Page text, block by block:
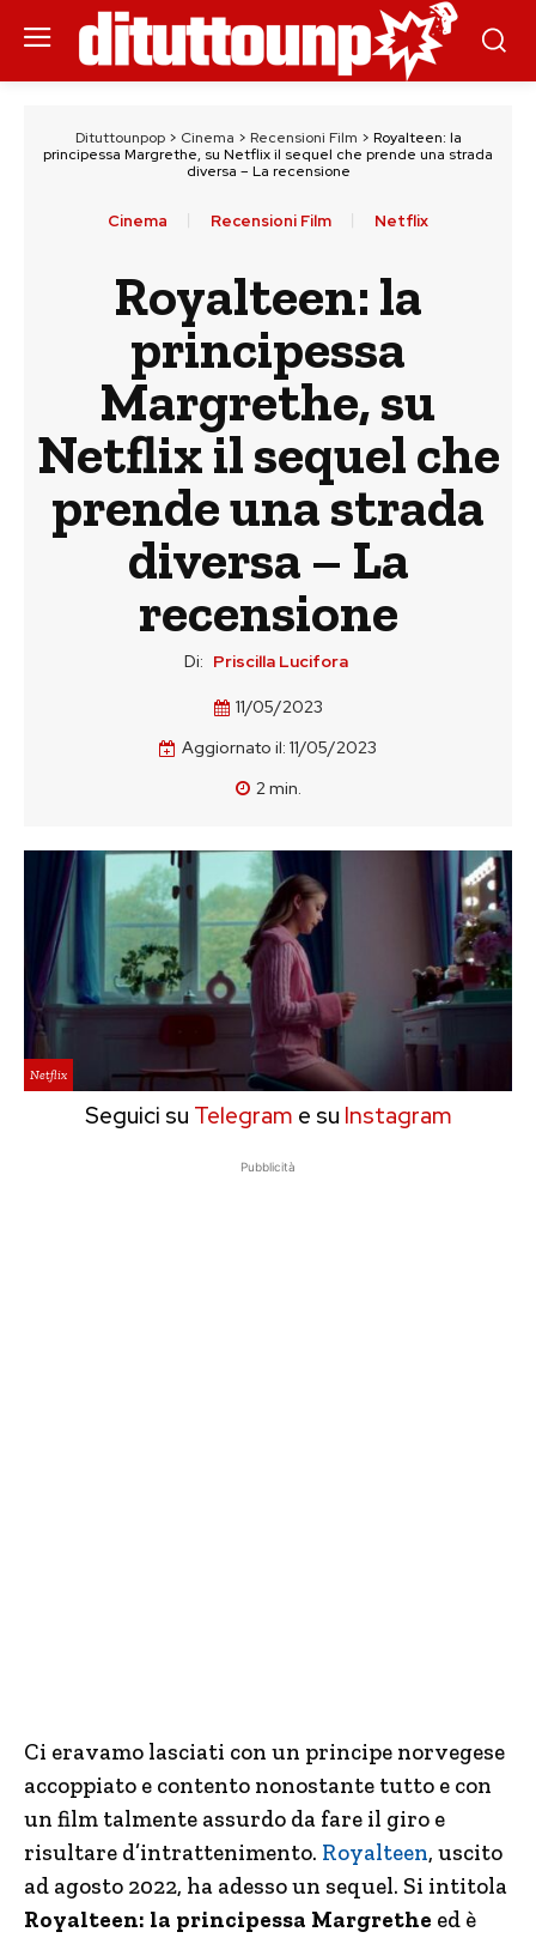
Dituttounpop> Cinema > Recensioni Film > Royalteen: la
principessa Margrethe, su Netflix il sequel che prende una strada
diversa – La recensione
Cinema Recensioni Film Netflix
Royalteen: la
principessa
Margrethe, su
Netflix il sequel che
prende una strada
diversa – La
recensione
Di: Priscilla Lucifora
11/05/2023
Aggiornato il: 11/05/2023
2min.
Netflix
Seguici su Telegram e su Instagram
Pubblicità
Ci eravamo lasciati con un principe norvegese
accoppiato e contento nonostante tutto e con
un film talmente assurdo da fare il giro e
risultare d’intrattenimento. Royalteen, uscito
ad agosto 2022, ha adesso un sequel. Si intitola
Royalteen: la principessa Margrethe ed è